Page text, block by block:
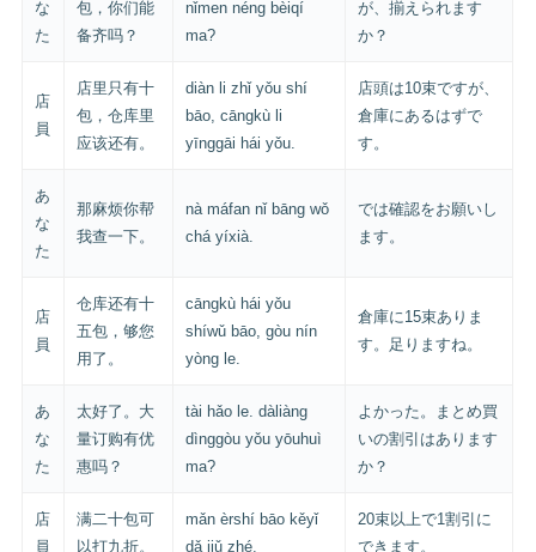
な
た
包，你们能
备齐吗？
nǐmen néng bèiqí
ma?
が、揃えられます
か？
店
員
店里只有十
包，仓库里
应该还有。
diàn li zhǐ yǒu shí
bāo, cāngkù li
yīnggāi hái yǒu.
店頭は10束ですが、
倉庫にあるはずで
す。
あ
な
た
那麻烦你帮
我查一下。
nà máfan nǐ bāng wǒ
chá yíxià.
では確認をお願いし
ます。
店
員
仓库还有十
五包，够您
用了。
cāngkù hái yǒu
shíwǔ bāo, gòu nín
yòng le.
倉庫に15束ありま
す。足りますね。
あ
な
た
太好了。大
量订购有优
惠吗？
tài hǎo le. dàliàng
dìnggòu yǒu yōuhuì
ma?
よかった。まとめ買
いの割引はあります
か？
店
員
满二十包可
以打九折。
mǎn èrshí bāo kěyǐ
dǎ jiǔ zhé.
20束以上で1割引に
できます。